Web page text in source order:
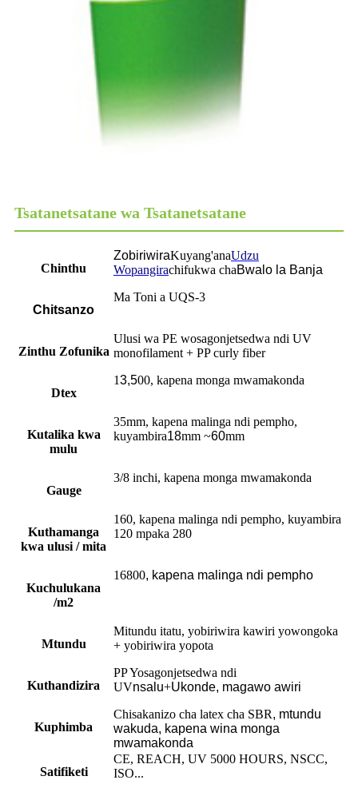
Tsatanetsatane wa Tsatanetsatane
Chinthu
ZobiriwiraKuyang'anaUdzu
Wopangirachifukwa chaBwalo la Banja
Chitsanzo
Ma Toni a UQS-3
Zinthu Zofunika
Ulusi wa PE wosagonjetsedwa ndi UV
monofilament + PP curly fiber
Dtex
13,500, kapena monga mwamakonda
Kutalika kwa
mulu
35mm, kapena malinga ndi pempho,
kuyambira18mm ~60mm
Gauge
3/8 inchi, kapena monga mwamakonda
Kuthamanga
kwa ulusi / mita
160, kapena malinga ndi pempho, kuyambira
120 mpaka 280
Kuchulukana
/m2
16800, kapena malinga ndi pempho
Mtundu
Mitundu itatu, yobiriwira kawiri yowongoka
+ yobiriwira yopota
Kuthandizira
PP Yosagonjetsedwa ndi
UVnsalu+Ukonde, magawo awiri
Kuphimba
Chisakanizo cha latex cha SBR, mtundu
wakuda, kapena wina monga
mwamakonda
Satifiketi
CE, REACH, UV 5000 HOURS, NSCC,
ISO...